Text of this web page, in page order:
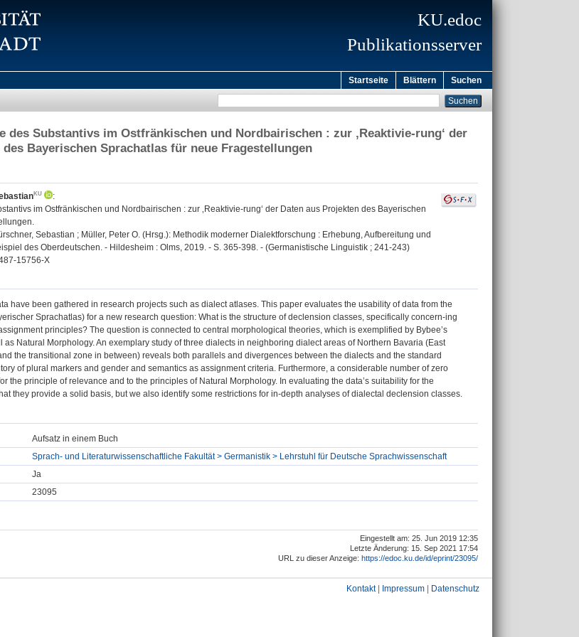
KU.edoc
Publikationsserver
Startseite Blättern Suchen
des Substantivs im Ostfränkischen und Nordbairischen : zur ‚Reaktivie-rung‘ der
Bayerischen Sprachatlas für neue Fragestellungen
:
im Ostfränkischen und Nordbairischen : zur ‚Reaktivie-rung‘ der Daten aus Projekten des Bayerischen
Sebastian ; Müller, Peter O. (Hrsg.): Methodik moderner Dialektforschung : Erhebung, Aufbereitung und
des Oberdeutschen. - Hildesheim : Olms, 2019. - S. 365-398. - (Germanistische Linguistik ; 241-243)
15756-X
have been gathered in research projects such as dialect atlases. This paper evaluates the usability of data from the
Sprachatlas) for a new research question: What is the structure of declension classes, specifically concern-ing
principles? The question is connected to central morphological theories, which is exemplified by Bybee’s
as Natural Morphology. An exemplary study of three dialects in neighboring dialect areas of Northern Bavaria (East
the transitional zone in between) reveals both parallels and divergences between the dialects and the standard
of plural markers and gender and semantics as assignment criteria. Furthermore, a considerable number of zero
the principle of relevance and to the principles of Natural Morphology. In evaluating the data’s suitability for the
they provide a solid basis, but we also identify some restrictions for in-depth analyses of dialectal declension classes.
Aufsatz in einem Buch
Sprach- und Literaturwissenschaftliche Fakultät > Germanistik > Lehrstuhl für Deutsche Sprachwissenschaft
Ja
23095
Eingestellt am: 25. Jun 2019 12:35
Letzte Änderung: 15. Sep 2021 17:54
URL zu dieser Anzeige: https://edoc.ku.de/id/eprint/23095/
Kontakt| Impressum Datenschutz